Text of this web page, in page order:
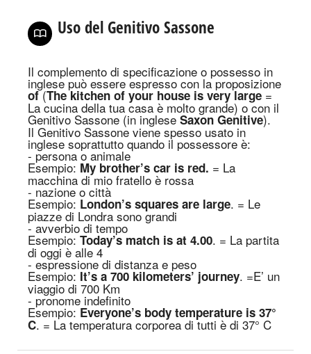
Uso del Genitivo Sassone
Il complemento di specificazione o possesso in
inglese può essere espresso con la proposizione
of(The kitchen of your house is very large =
La cucina della tua casa è molto grande) o con il
Genitivo Sassone (in inglese Saxon Genitive).
Il Genitivo Sassone viene spesso usato in
inglese soprattutto quando il possessore è:
- persona o animale
Esempio: My brother’s car is red. = La
macchina di mio fratello è rossa
- nazione o città
Esempio: London’s squares are large. = Le
piazze di Londra sono grandi
- avverbio di tempo
Esempio: Today’s match is at 4.00. = La partita
di oggi è alle 4
- espressione di distanza e peso
Esempio: It’s a 700 kilometers’ journey. =E’ un
viaggio di 700 Km
- pronome indefinito
Esempio: Everyone’s body temperature is 37°
C. = La temperatura corporea di tutti è di 37° C